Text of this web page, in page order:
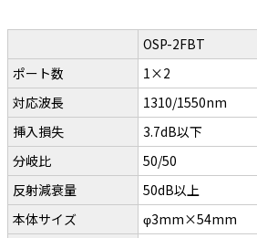
OSP-2FBT
ポート数
1×2
対応波長
1310/1550nm
挿入損失
3.7dB以下
分岐比
50/50
反射減衰量
50dB以上
本体サイズ
φ3mm×54mm